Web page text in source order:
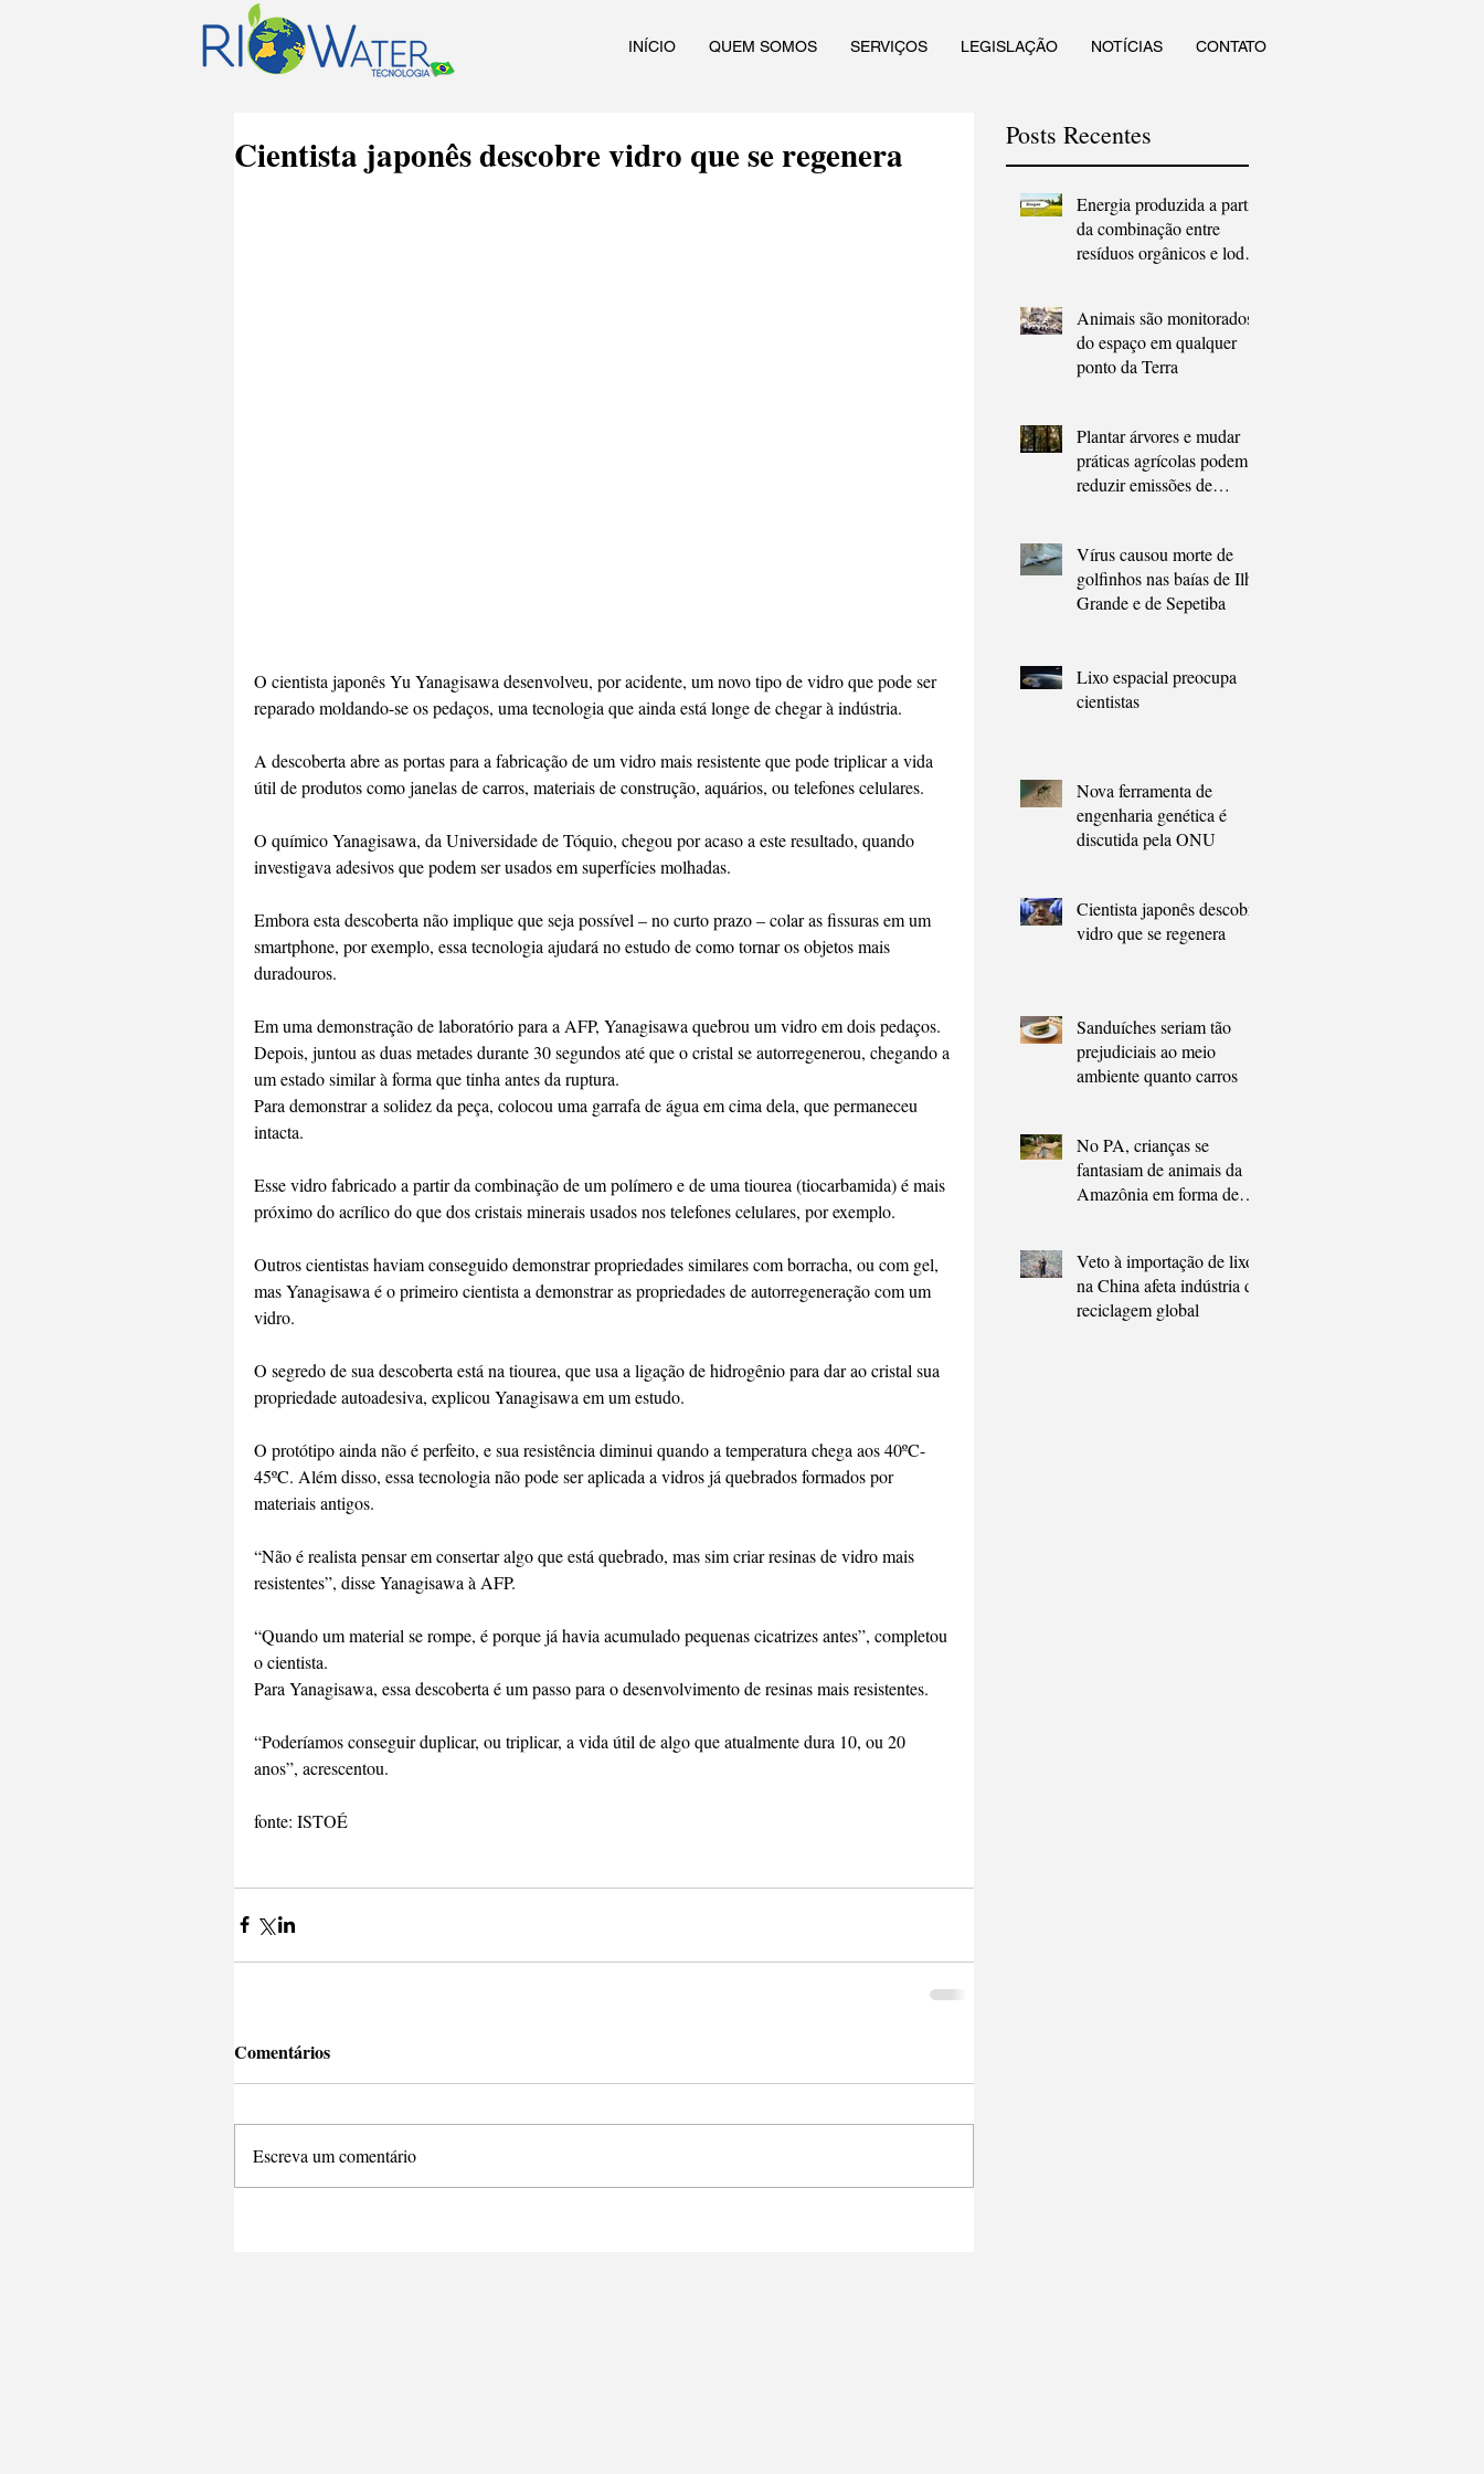
INÍCIO QUEM SOMOS SERVIÇOS LEGISLAÇÃO NOTÍCIAS CONTATO
Cientista japonês descobre vidro que se regenera
O cientista japonês Yu Yanagisawa desenvolveu, por acidente, um novo tipo de vidro que pode ser
reparado moldando-se os pedaços, uma tecnologia que ainda está longe de chegar à indústria.
A descoberta abre as portas para a fabricação de um vidro mais resistente que pode triplicar a vida
útil de produtos como janelas de carros, materiais de construção, aquários, ou telefones celulares.
O químico Yanagisawa, da Universidade de Tóquio, chegou por acaso a este resultado, quando
investigava adesivos que podem ser usados em superfícies molhadas.
Embora esta descoberta não implique que seja possível – no curto prazo – colar as fissuras em um
smartphone, por exemplo, essa tecnologia ajudará no estudo de como tornar os objetos mais
duradouros.
Em uma demonstração de laboratório para a AFP, Yanagisawa quebrou um vidro em dois pedaços.
Depois, juntou as duas metades durante 30 segundos até que o cristal se autorregenerou, chegando a
um estado similar à forma que tinha antes da ruptura.
Para demonstrar a solidez da peça, colocou uma garrafa de água em cima dela, que permaneceu
intacta.
Esse vidro fabricado a partir da combinação de um polímero e de uma tiourea (tiocarbamida) é mais
próximo do acrílico do que dos cristais minerais usados nos telefones celulares, por exemplo.
Outros cientistas haviam conseguido demonstrar propriedades similares com borracha, ou com gel,
mas Yanagisawa é o primeiro cientista a demonstrar as propriedades de autorregeneração com um
vidro.
O segredo de sua descoberta está na tiourea, que usa a ligação de hidrogênio para dar ao cristal sua
propriedade autoadesiva, explicou Yanagisawa em um estudo.
O protótipo ainda não é perfeito, e sua resistência diminui quando a temperatura chega aos 40ºC-
45ºC. Além disso, essa tecnologia não pode ser aplicada a vidros já quebrados formados por
materiais antigos.
“Não é realista pensar em consertar algo que está quebrado, mas sim criar resinas de vidro mais
resistentes”, disse Yanagisawa à AFP.
“Quando um material se rompe, é porque já havia acumulado pequenas cicatrizes antes”, completou
o cientista.
Para Yanagisawa, essa descoberta é um passo para o desenvolvimento de resinas mais resistentes.
“Poderíamos conseguir duplicar, ou triplicar, a vida útil de algo que atualmente dura 10, ou 20
anos”, acrescentou.
fonte: ISTOÉ
Comentários
Escreva um comentário
Posts Recentes
Energia produzida a partir
da combinação entre
resíduos orgânicos e lodo
Animais são monitorados
do espaço em qualquer
ponto da Terra
Plantar árvores e mudar
práticas agrícolas podem
reduzir emissões de
Vírus causou morte de
golfinhos nas baías de Ilha
Grande e de Sepetiba
Lixo espacial preocupa
cientistas
Nova ferramenta de
engenharia genética é
discutida pela ONU
Cientista japonês descobre
vidro que se regenera
Sanduíches seriam tão
prejudiciais ao meio
ambiente quanto carros
No PA, crianças se
fantasiam de animais da
Amazônia em forma de
Veto à importação de lixo
na China afeta indústria de
reciclagem global